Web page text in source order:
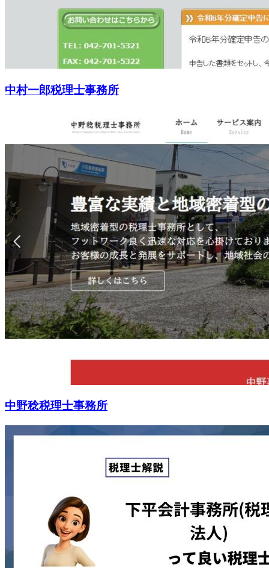
中村一郎税理士事務所
中野稔税理士事務所